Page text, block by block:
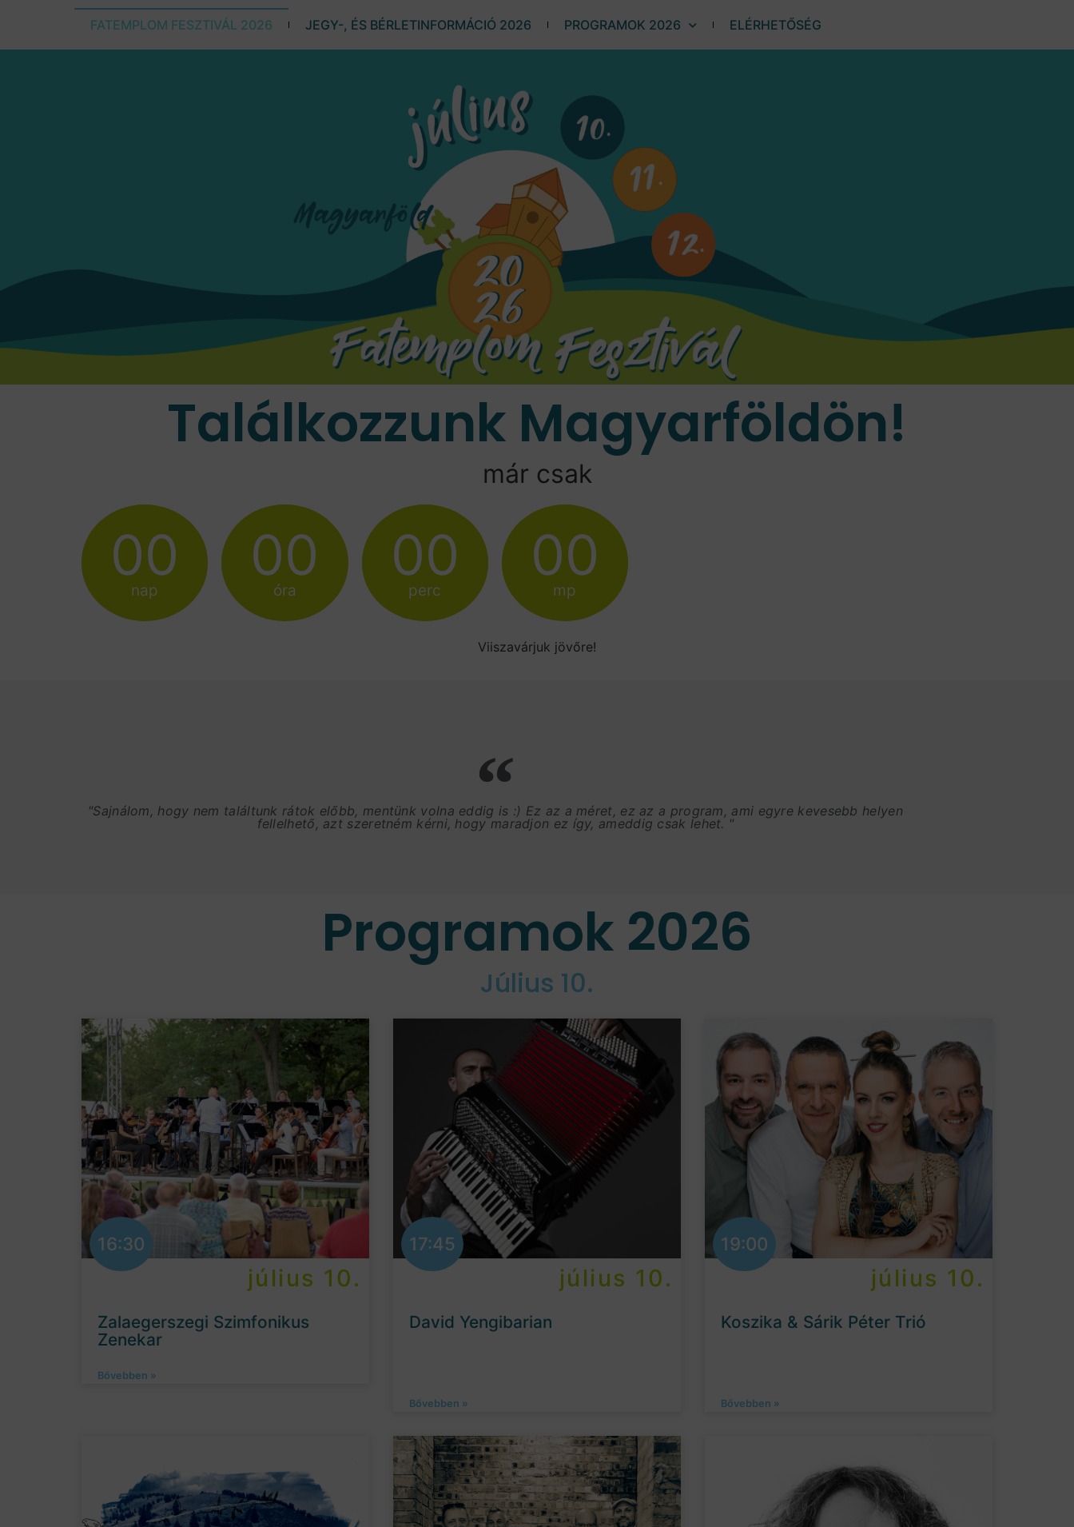
FATEMPLOM FESZTIVÁL 2026 JEGY-, ÉS BÉRLETINFORMÁCIÓ 2026 PROGRAMOK 2026 ELÉRHETŐSÉG
Találkozzunk Magyarföldön!
már csak
00
nap
00
óra
00
perc
00
mp
Viiszavárjuk jövőre!
"Sajnálom, hogy nem találtunk rátok előbb, mentünk volna eddig is :) Ez az a méret, ez az a program, ami egyre kevesebb helyen
fellelhető, azt szeretném kérni, hogy maradjon ez így, ameddig csak lehet. "
Programok 2026
Július 10.
16:30
július 10.
Zalaegerszegi Szimfonikus
Zenekar
Bővebben »
17:45
július 10.
David Yengibarian
Bővebben »
19:00
július 10.
Koszika & Sárik Péter Trió
Bővebben »